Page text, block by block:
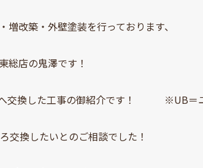
増改築・外壁塗装を行っております、
店の鬼澤です！
換した工事の御紹介です！ ※UB＝ユ
交換したいとのご相談でした！